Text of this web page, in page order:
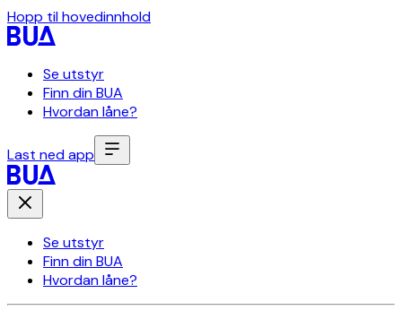
Hopp til hovedinnhold
Se utstyr
Finn din BUA
Hvordan låne?
Last ned app
Se utstyr
Finn din BUA
Hvordan låne?